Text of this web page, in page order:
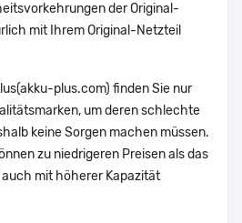
der Original-
mit Ihrem Original-Netzteil
plus.com) finden Sie nur
um deren schlechte
keine Sorgen machen müssen.
zu niedrigeren Preisen als das
mit höherer Kapazität